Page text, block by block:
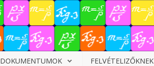
DOKUMENTUMOK FELVÉTELIZŐKNEK